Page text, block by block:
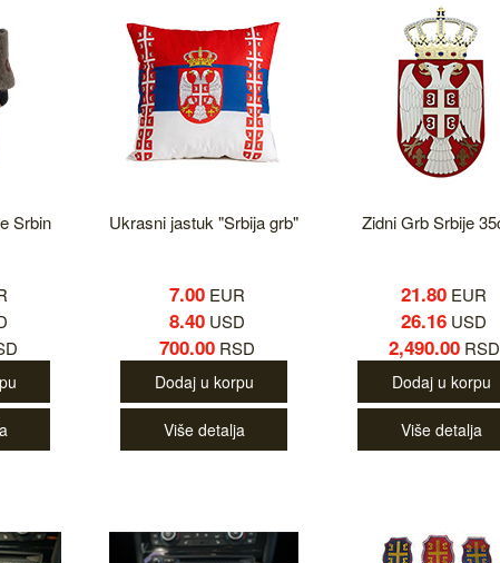
Srbin Ukrasni jastuk "Srbija grb"
7.00EUR
8.40USD
700.00RSD
Dodaj u korpu
Više detalja
Zidni Grb Srbije
21.80 EUR
26.16 USD
2,490.00RSD
Dodaj u korpu
Više detalja